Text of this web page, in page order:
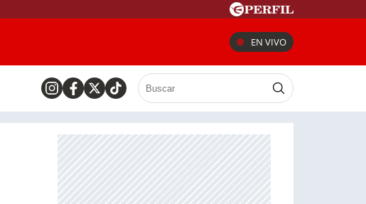
EN VIVO